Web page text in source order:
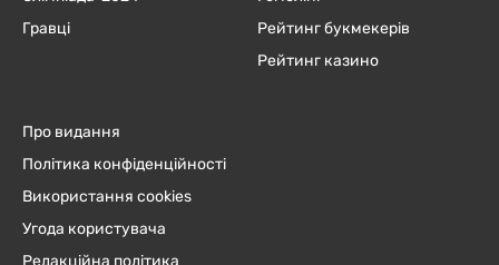
Гравці
Рейтинг букмекерів
Рейтинг казино
Про видання
Політика конфіденційності
Використання cookies
Угода користувача